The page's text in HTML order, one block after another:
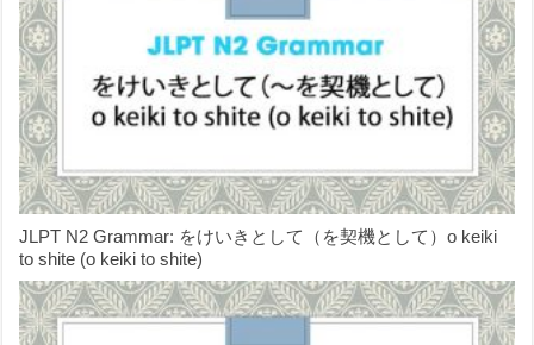
JLPT N2 Grammar: をけいきとして（を契機として）o keiki
to shite (o keiki to shite)